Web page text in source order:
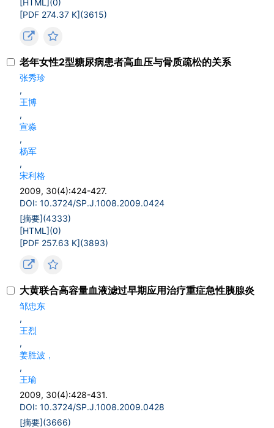
[PDF 274.37 K](3615)
老年女性2型糖尿病患者高血压与骨质疏松的关系
张秀珍
,
王博
,
宣淼
,
杨军
,
宋利格
2009, 30(4):424-427.
DOI: 10.3724/SP.J.1008.2009.0424
[摘要](4333)
[HTML](0)
[PDF 257.63 K](3893)
大黄联合高容量血液滤过早期应用治疗重症急性胰腺炎
邹忠东
,
王烈
,
姜胜波，
,
王瑜
2009, 30(4):428-431.
DOI: 10.3724/SP.J.1008.2009.0428
[摘要](3666)